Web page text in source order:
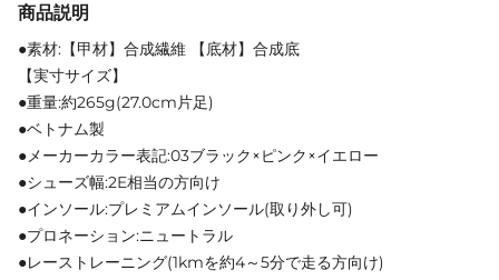
商品説明
●素材:【甲材】合成繊維 【底材】合成底
【実寸サイズ】
●重量:約265g(27.0cm片足)
●ベトナム製
●メーカーカラー表記:03ブラック×ピンク×イエロー
●シューズ幅:2E相当の方向け
●インソール:プレミアムインソール(取り外し可)
●プロネーション:ニュートラル
●レーストレーニング(1kmを約4～5分で走る方向け)